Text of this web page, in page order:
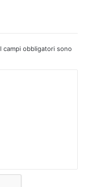
I campi obbligatori sono